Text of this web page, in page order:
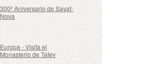
300º Aniversario de Sayat-
Nova
Europa - Visita el
Monasterio de Tatev